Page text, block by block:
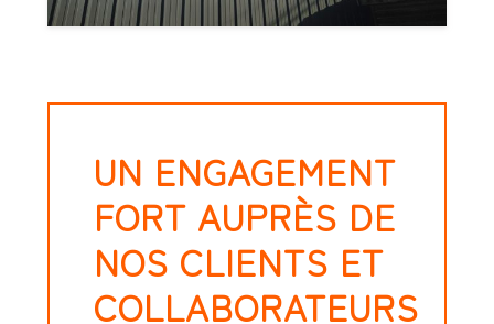
UN ENGAGEMENT
FORT AUPRÈS DE
NOS CLIENTS ET
COLLABORATEURS